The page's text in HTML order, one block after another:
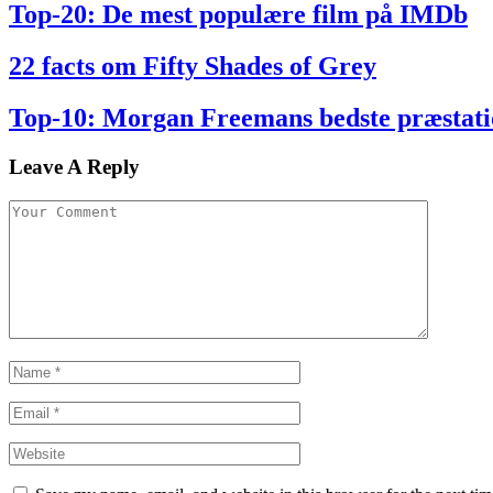
Top-20: De mest populære film på IMDb
22 facts om Fifty Shades of Grey
Top-10: Morgan Freemans bedste
Leave A Reply